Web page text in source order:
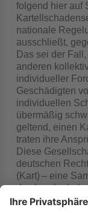
folgend hier auf
nationale
ausschließt,
Das sei der
anderen
individueller
Geschädigten
individuellen
übermäßig
geltend, einen
traten ihre
Diese
deutschen
(Kart) – eine
das Land
Erfolgshonorar